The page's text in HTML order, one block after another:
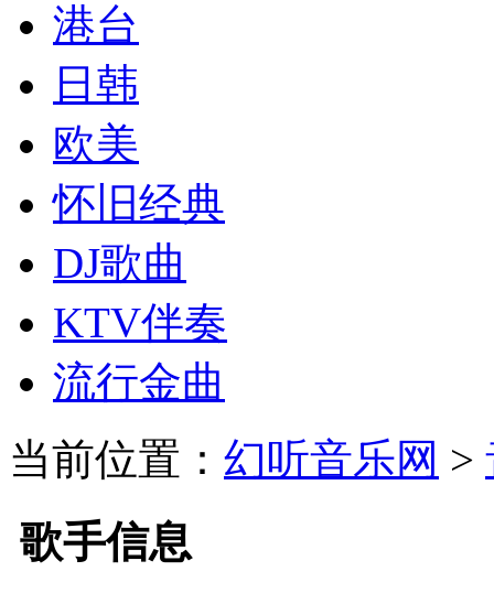
港台
日韩
欧美
怀旧经典
DJ歌曲
KTV伴奏
流行金曲
当前位置： 幻听音乐网 >
歌手信息